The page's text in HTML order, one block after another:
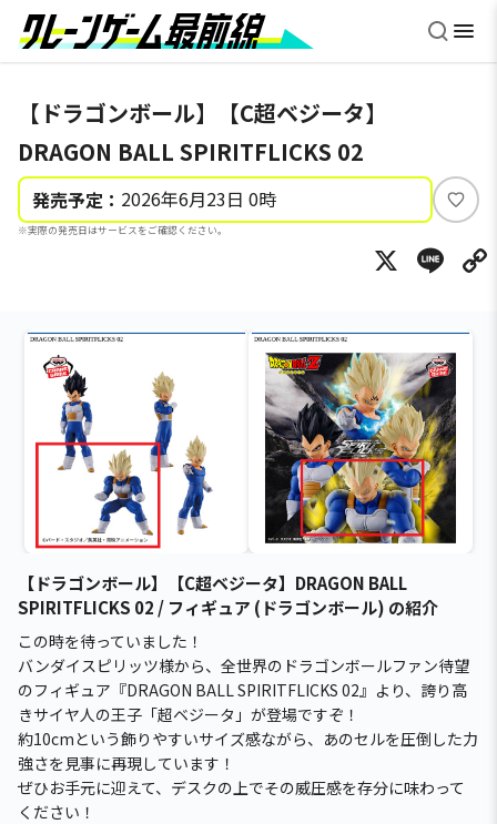
【ドラゴンボール】【C超ベジータ】
DRAGON BALL SPIRITFLICKS 02
発売予定： 2026年6月23日 0時
※実際の発売日はサービスをご確認ください。
い
ね
X
【ドラゴンボール】【C超ベジータ】DRAGON BALL
SPIRITFLICKS 02 / フィギュア (ドラゴンボール) の紹介
この時を待っていました！
バンダイスピリッツ様から、全世界のドラゴンボールファン待望
のフィギュア『DRAGON BALL SPIRITFLICKS 02』より、誇り高
きサイヤ人の王子「超ベジータ」が登場ですぞ！
約10cmという飾りやすいサイズ感ながら、あのセルを圧倒した力
強さを見事に再現しています！
ぜひお手元に迎えて、デスクの上でその威圧感を存分に味わって
ください！